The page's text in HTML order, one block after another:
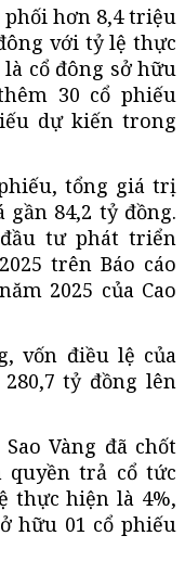
phối hơn 8,4 triệu
với tỷ lệ thực
cổ đông sở hữu
30 cổ phiếu
dự kiến trong
tổng giá trị
84,2 tỷ đồng.
tư phát triển
trên Báo cáo
2025 của Cao
vốn điều lệ của
tỷ đồng lên
Vàng đã chốt
quyền trả cổ tức
thực hiện là 4%,
hữu 01 cổ phiếu